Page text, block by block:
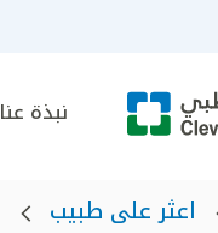
نبذة عنا
اعثر على طبيب